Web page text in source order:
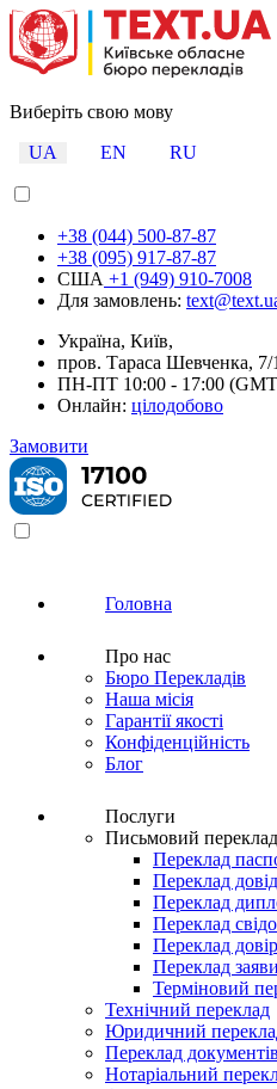
Виберіть свою мову
UA
EN RU
+38 (044) 500-87-87
+38 (095) 917-87-87
США +1 (949) 910-7008
Для замовлень:
Україна, Київ,
пров. Тараса Шевченка, 7/1
ПН-ПТ 10:00 - 17:00
Онлайн: цілодобово
Замовити
Головна
Про нас
Бюро Перекладів
Наша місія
Гарантії якості
Конфіденційність
Блог
Послуги
Письмовий переклад
Переклад
Переклад
Переклад
Переклад
Переклад
Переклад заяви
Терміновий
Технічний переклад
Юридичний
Переклад документів
Нотаріальний